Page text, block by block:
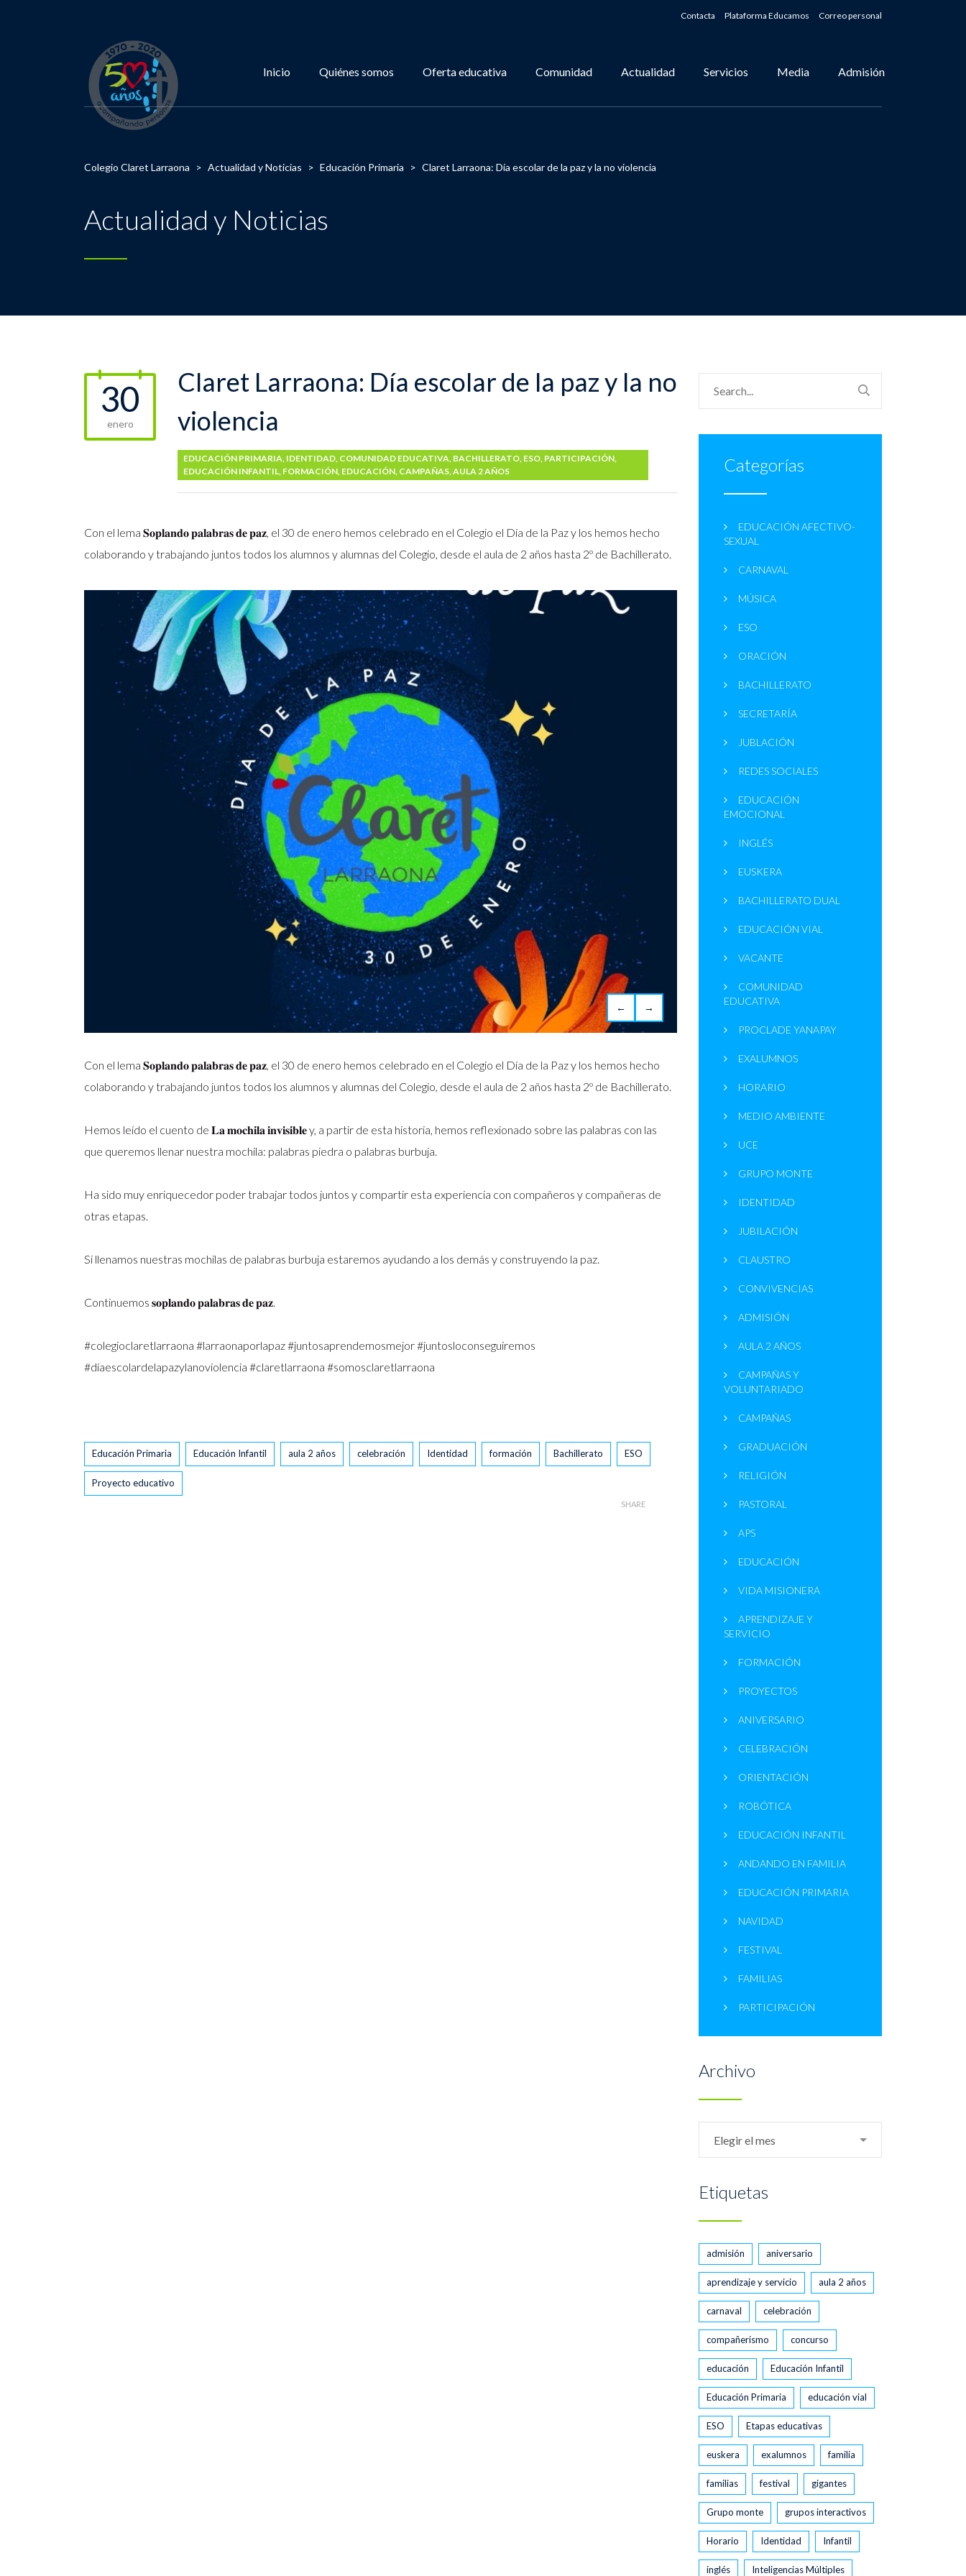
Contacta Plataforma Educamos Correo personal
Inicio Quiénes somos Oferta educativa Comunidad Actualidad Servicios Media Admisión
Colegio Claret Larraona > Actualidad y Noticias > Educación Primaria > Claret Larraona: Día escolar de la paz y la no violencia
Actualidad y Noticias
30
enero
Claret Larraona: Día escolar de la paz y la no
violencia
EDUCACIÓN PRIMARIA, IDENTIDAD, COMUNIDAD EDUCATIVA, BACHILLERATO, ESO, PARTICIPACIÓN,
EDUCACIÓN INFANTIL, FORMACIÓN, EDUCACIÓN, CAMPAÑAS,AULA 2 AÑOS
Con el lema 𝐒𝐨𝐩𝐥𝐚𝐧𝐝𝐨 𝐩𝐚𝐥𝐚𝐛𝐫𝐚𝐬 𝐝𝐞 𝐩𝐚𝐳, el 30 de enero hemos celebrado en el Colegio el Día de la Paz y los hemos hecho
colaborando y trabajando juntos todos los alumnos y alumnas del Colegio, desde el aula de 2 años hasta 2º de Bachillerato.
← →
Con el lema 𝐒𝐨𝐩𝐥𝐚𝐧𝐝𝐨 𝐩𝐚𝐥𝐚𝐛𝐫𝐚𝐬 𝐝𝐞 𝐩𝐚𝐳, el 30 de enero hemos celebrado en el Colegio el Día de la Paz y los hemos hecho
colaborando y trabajando juntos todos los alumnos y alumnas del Colegio, desde el aula de 2 años hasta 2º de Bachillerato.
Hemos leído el cuento de 𝐋𝐚 𝐦𝐨𝐜𝐡𝐢𝐥𝐚 𝐢𝐧𝐯𝐢𝐬𝐢𝐛𝐥𝐞 y, a partir de esta historia, hemos reflexionado sobre las palabras con las
que queremos llenar nuestra mochila: palabras piedra o palabras burbuja.
Ha sido muy enriquecedor poder trabajar todos juntos y compartir esta experiencia con compañeros y compañeras de
otras etapas.
Si llenamos nuestras mochilas de palabras burbuja estaremos ayudando a los demás y construyendo la paz.
Continuemos 𝐬𝐨𝐩𝐥𝐚𝐧𝐝𝐨 𝐩𝐚𝐥𝐚𝐛𝐫𝐚𝐬 𝐝𝐞 𝐩𝐚𝐳.
#colegioclaretlarraona #larraonaporlapaz #juntosaprendemosmejor #juntosloconseguiremos
#díaescolardelapazylanoviolencia #claretlarraona #somosclaretlarraona
Tags
Educación Primaria Educación Infantil aula 2 años celebración Identidad formación Bachillerato ESO
Proyecto educativo
SHARE
Categorías
EDUCACIÓN AFECTIVO-
SEXUAL
CARNAVAL
MÚSICA
ESO
ORACIÓN
BACHILLERATO
SECRETARÍA
JUBLACIÓN
REDES SOCIALES
EDUCACIÓN
EMOCIONAL
INGLÉS
EUSKERA
BACHILLERATO DUAL
EDUCACIÓN VIAL
VACANTE
COMUNIDAD
EDUCATIVA
PROCLADE YANAPAY
EXALUMNOS
HORARIO
MEDIO AMBIENTE
UCE
GRUPO MONTE
IDENTIDAD
JUBILACIÓN
CLAUSTRO
CONVIVENCIAS
ADMISIÓN
AULA 2 AÑOS
CAMPAÑAS Y
VOLUNTARIADO
CAMPAÑAS
GRADUACIÓN
RELIGIÓN
PASTORAL
APS
EDUCACIÓN
VIDA MISIONERA
APRENDIZAJE Y
SERVICIO
FORMACIÓN
PROYECTOS
ANIVERSARIO
CELEBRACIÓN
ORIENTACIÓN
ROBÓTICA
EDUCACIÓN INFANTIL
ANDANDO EN FAMILIA
EDUCACIÓN PRIMARIA
NAVIDAD
FESTIVAL
FAMILIAS
PARTICIPACIÓN
Archivo
Elegir el mes
Etiquetas
admisión aniversario
aprendizaje y servicio aula 2 años
carnaval celebración
compañerismo concurso
educación Educación Infantil
Educación Primaria educación vial
ESO Etapas educativas
euskera exalumnos familia
familias festival gigantes
Grupo monte grupos interactivos
Horario Identidad Infantil
inglés Inteligencias Múltiples